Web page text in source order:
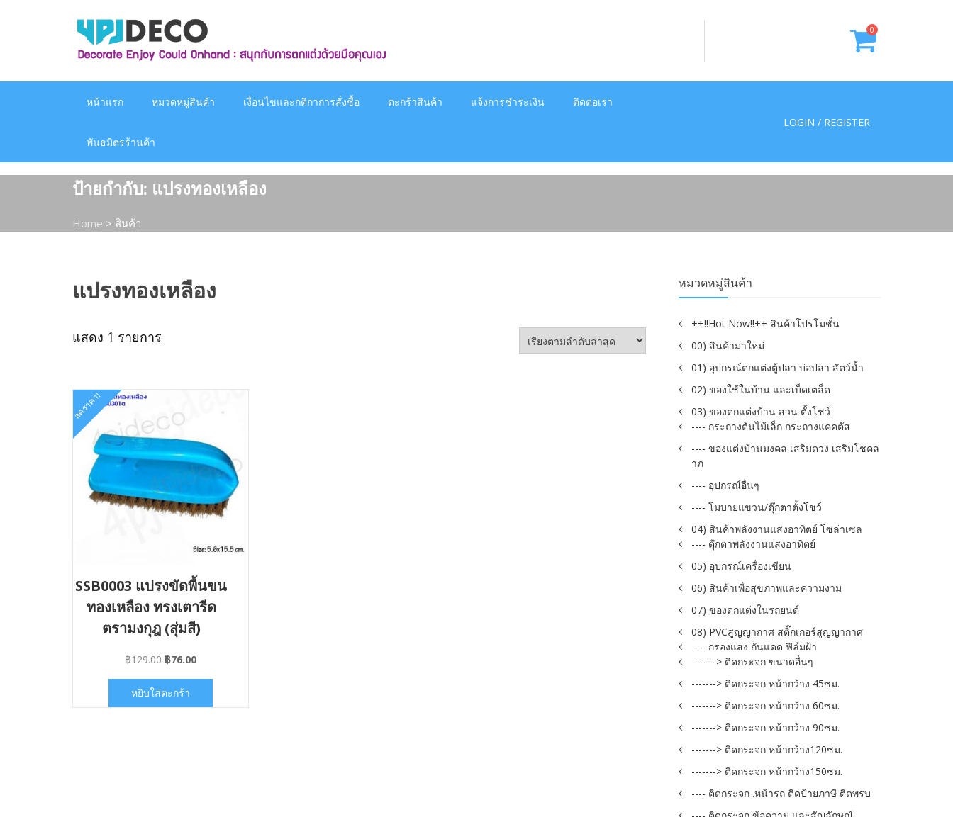
0
หน้าแรก หมวดหมู่สินค้า เงื่อนไขและกติกาการสั่งซื้อ ตะกร้าสินค้า แจ้งการชำระเงิน ติดต่อเรา
พันธมิตรร้านค้า
LOGIN / REGISTER
ป้ายกำกับ: แปรงทองเหลือง
Home > สินค้า
แปรงทองเหลือง
แสดง 1 รายการ
ลดราคา!
SSB0003 แปรงขัดพื้นขน
ทองเหลือง ทรงเตารีด
ตรามงกุฎ (สุ่มสี)
฿129.00 Original
was:
฿76.00Current
หยิบใส่ตะกร้า
หมวดหมู่สินค้า
++!!Hot Now!!++ สินค้าโปรโมชั่น
00) สินค้ามาใหม่
01) อุปกรณ์ตกแต่งตู้ปลา บ่อปลา สัตว์น้ำ
02) ของใช้ในบ้าน และเบ็ดเตล็ด
03) ของตกแต่งบ้าน สวน ตั้งโชว์
---- กระถางต้นไม้เล็ก กระถางแคคตัส
---- ของแต่งบ้านมงคล เสริมดวง เสริมโชคล
าภ
---- อุปกรณ์อื่นๆ
---- โมบายแขวน/ตุ๊กตาตั้งโชว์
04) สินค้าพลังงานแสงอาทิตย์ โซล่าเซล
---- ตุ๊กตาพลังงานแสงอาทิตย์
05) อุปกรณ์เครื่องเขียน
06) สินค้าเพื่อสุขภาพและความงาม
07) ของตกแต่งในรถยนต์
08) PVCสูญญากาศ สติ๊กเกอร์สูญญากาศ
---- กรองแสง กันแดด ฟิล์มฝ้า
-------> ติดกระจก ขนาดอื่นๆ
-------> ติดกระจก หน้ากว้าง 45ซม.
-------> ติดกระจก หน้ากว้าง 60ซม.
-------> ติดกระจก หน้ากว้าง 90ซม.
-------> ติดกระจก หน้ากว้าง120ซม.
-------> ติดกระจก หน้ากว้าง150ซม.
---- ติดกระจก .หน้ารถ ติดป้ายภาษี ติดพรบ